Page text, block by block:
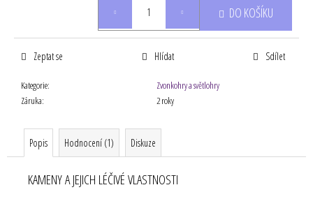
DO KOŠÍKU
Kategorie:
Zvonkohry a světlohry
Záruka: 2 roky
Zeptat se Hlídat Sdílet
Popis Hodnocení (1) Diskuze
KAMENY A JEJICH LÉČIVÉ VLASTNOSTI